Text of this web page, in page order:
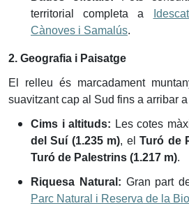
territorial completa a
Cànoves i Samalús.
2. Geografia i Paisatge
El relleu és marcadament
suavitzant cap al Sud fins a arribar
Cims i altituds: Les cotes
del Suí (1.235 m), elTuró de
Turó de Palestrins (1.217 m).
Riquesa Natural: Gran part
Parc Natural i Reserva de la